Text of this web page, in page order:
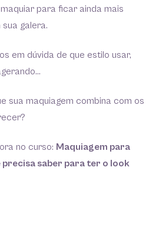
para ficar ainda mais
galera.
em dúvida de que estilo usar,
sua maquiagem combina com os
no curso: Maquiagem para
precisa saber para ter o look